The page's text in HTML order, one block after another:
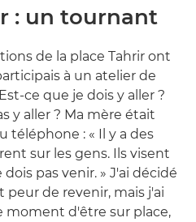
: un tournant
de la place Tahrir ont
à un atelier de
ce que je dois y aller ?
y aller ? Ma mère était
: « Il y a des
sur les gens. Ils visent
pas venir. » J'ai décidé
peur de revenir, mais j'ai
moment d'être sur place,